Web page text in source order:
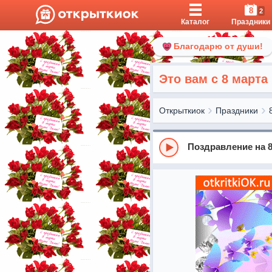
Каталог
8 2
Праздники
Благодарю от души!
Это вам с 8 марта
Открыткиок Праздники
Поздравление на